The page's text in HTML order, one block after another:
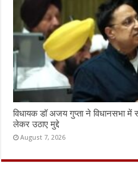
विधायक डॉ अजय गुप्ता ने विधानसभा में
लेकर उठाए मुद्दे
August 7, 2026